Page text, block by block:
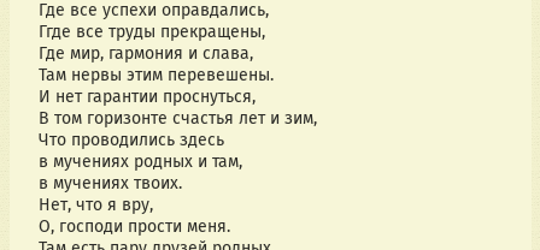
Где все успехи оправдались,
Ггде все труды прекращены,
Где мир, гармония и слава,
Там нервы этим перевешены.
И нет гарантии проснуться,
В том горизонте счастья лет и зим,
Что проводились здесь
в мучениях родных и там,
в мучениях твоих.
Нет, что я вру,
О, господи прости меня.